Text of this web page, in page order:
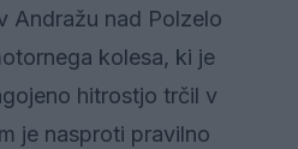
Andražu nad Polzelo
kolesa, ki je
hitrostjo trčil v
je nasproti pravilno